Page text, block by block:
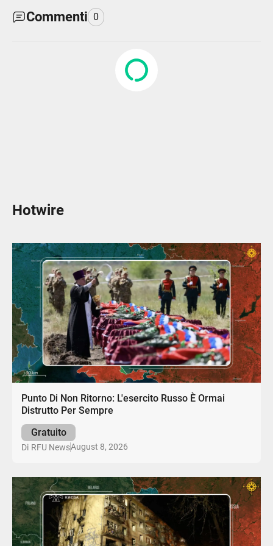
Commenti 0
Hotwire
Punto Di Non Ritorno: L'esercito Russo È Ormai
Distrutto Per Sempre
Gratuito
Di RFU NewsAugust 8, 2026